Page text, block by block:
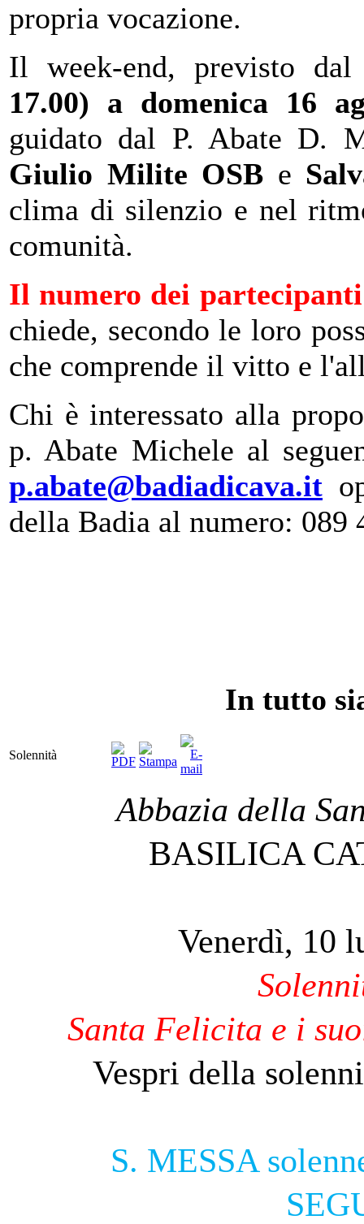
propria vocazione.
Il week-end, previsto
17.00) a domenica 16
guidato dal P. Abate D.
Giulio Milite OSB e
clima di silenzio e nel
comunità.
Il numero dei
chiede, secondo le loro
che comprende il vitto e
Chi è interessato alla
p. Abate Michele al
p.abate@badiadicava.it
della Badia al numero: 089
In tutto
Solennità
Abbazia della
BASILICA
Venerdì, 10
Santa Felicita e i
Vespri della
S. MESSA